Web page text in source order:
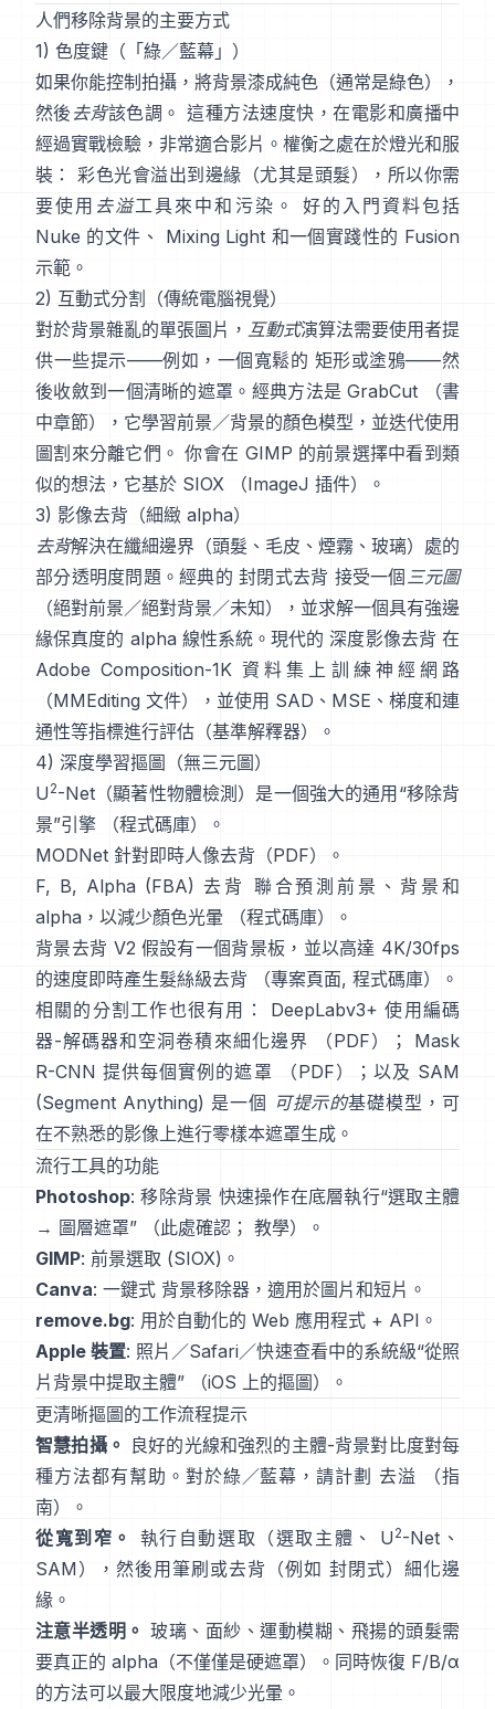
人們移除背景的主要方式
1) 色度鍵（「綠／藍幕」）
如果你能控制拍攝，將背景漆成純色（通常是綠色），
然後 去背該色調。 這種方法速度快，在電影和廣播中
經過實戰檢驗，非常適合影片。權衡之處在於燈光和服
裝： 彩色光會溢出到邊緣（尤其是頭髮），所以你需
要使用 去溢工具來中和污染。 好的入門資料包括
Nuke 的文件 、 Mixing Light 和一個實踐性的 Fusion
示範 。
2) 互動式分割（傳統電腦視覺）
對於背景雜亂的單張圖片， 互動式演算法需要使用者提
供一些提示——例如，一個寬鬆的 矩形或塗鴉——然
後收斂到一個清晰的遮罩。經典方法是 GrabCut （書
中章節），它學習前景／背景的顏色模型，並迭代使用
圖割來分離它們。 你會在 GIMP 的前景選擇中看到類
似的想法，它基於 SIOX （ImageJ 插件）。
3) 影像去背（細緻 alpha）
去背解決在纖細邊界（頭髮、毛皮、煙霧、玻璃）處的
部分透明度問題。經典的 封閉式去背 接受一個 三元圖
（絕對前景／絕對背景／未知），並求解一個具有強邊
緣保真度的 alpha 線性系統。現代的 深度影像去背 在
Adobe Composition-1K 資料集上訓練神經網路
（MMEditing 文件），並使用 SAD、MSE、梯度和連
通性等指標進行評估（基準解釋器）。
4) 深度學習摳圖（無三元圖）
U2-Net （顯著性物體檢測）是一個強大的通用“移除背
景”引擎
（程式碼庫）。
MODNet 針對即時人像去背（PDF）。
F, B, Alpha (FBA) 去背 聯合預測前景、背景和
alpha，以減少顏色光暈
（程式碼庫）。
背景去背 V2 假設有一個背景板，並以高達 4K/30fps
的速度即時產生髮絲級去背
（專案頁面, 程式碼庫）。
相關的分割工作也很有用：
DeepLabv3+ 使用編碼
器-解碼器和空洞卷積來細化邊界
（PDF）；
Mask
R-CNN 提供每個實例的遮罩 （PDF）；以及 SAM
(Segment Anything) 是一個 可提示的基礎模型，可
在不熟悉的影像上進行零樣本遮罩生成。
流行工具的功能
Photoshop:移除背景 快速操作在底層執行“選取主體
→ 圖層遮罩”
（此處確認 ； 教學）。
GIMP: 前景選取 (SIOX)。
Canva: 一鍵式 背景移除器 ，適用於圖片和短片。
remove.bg: 用於自動化的 Web 應用程式 + API 。
Apple 裝置: 照片／Safari／快速查看中的系統級“從照
片背景中提取主體” （iOS 上的摳圖）。
更清晰摳圖的工作流程提示
智慧拍攝。 良好的光線和強烈的主體-背景對比度對每
種方法都有幫助。對於綠／藍幕，請計劃 去溢 （指
南）。
從寬到窄。
執行自動選取（選取主體、 U 2-Net 、
SAM），然後用筆刷或去背（例如 封閉式）細化邊
緣。
注意半透明。 玻璃、面紗、運動模糊、飛揚的頭髮需
要真正的 alpha（不僅僅是硬遮罩）。同時恢復 F/B/α
的方法可以最大限度地減少光暈。